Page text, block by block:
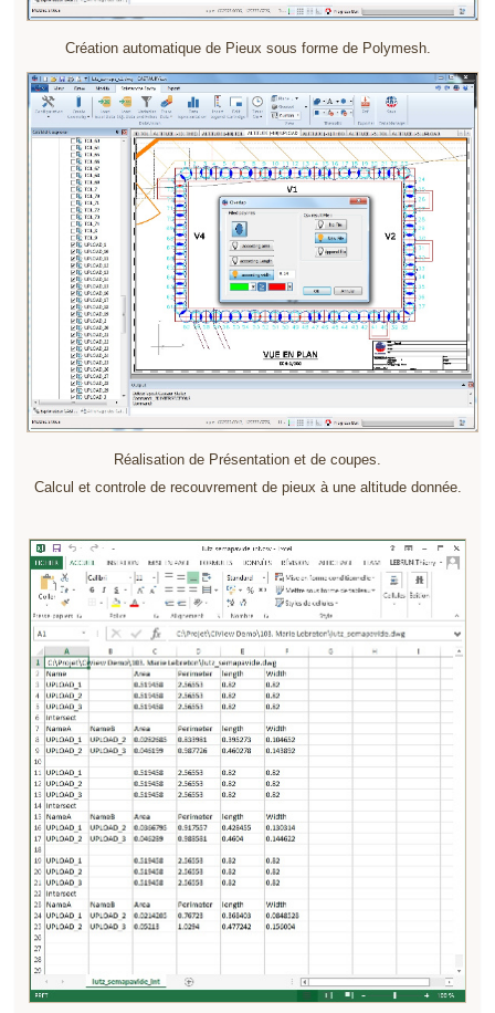
Création automatique de Pieux sous forme de Polymesh.
Réalisation de Présentation et de coupes.
Calcul et controle de recouvrement de pieux à une altitude donnée.